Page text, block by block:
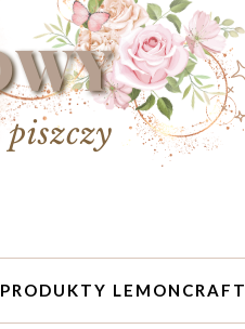
PRODUKTY LEMONCRAFT